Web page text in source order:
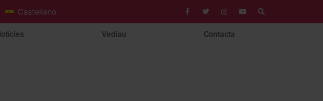
Castellano
Vediau Contacta